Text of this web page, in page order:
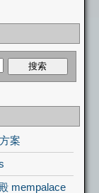
案
mempalace